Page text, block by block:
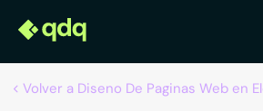
Volver a Diseno De Paginas Web en